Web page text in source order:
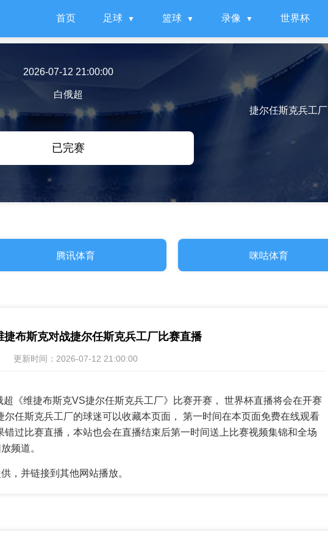
首页 足球 篮球 录像 世界杯
2026-07-12 21:00:00
白俄超
已完赛
捷尔任斯克兵工厂
腾讯体育 咪咕体育
捷布斯克对战捷尔任斯克兵工厂比赛直播
更新时间：2026-07-12 21:00:00
《维捷布斯克VS捷尔任斯克兵工厂》比赛开赛， 世界杯直播将会在开赛
任斯克兵工厂的球迷可以收藏本页面， 第一时间在本页面免费在线观看
过比赛直播，本站也会在直播结束后第一时间送上比赛视频集锦和全场
频道。
，并链接到其他网站播放。